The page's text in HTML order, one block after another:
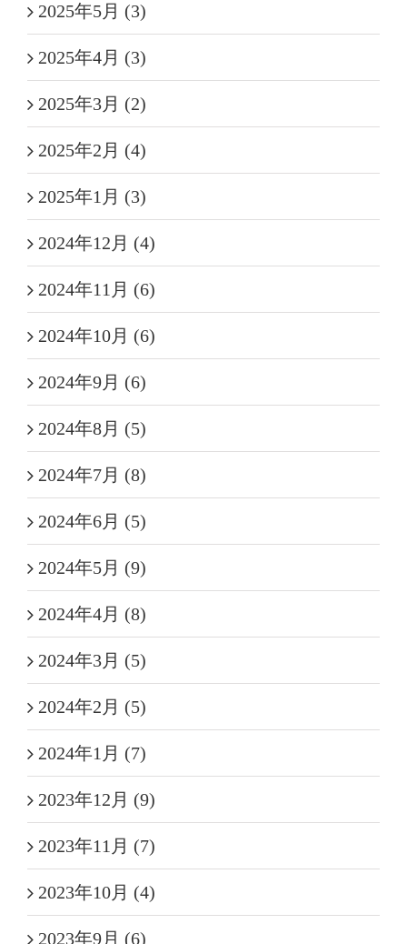
2025年5月 (3)
2025年4月 (3)
2025年3月 (2)
2025年2月 (4)
2025年1月 (3)
2024年12月 (4)
2024年11月 (6)
2024年10月 (6)
2024年9月 (6)
2024年8月 (5)
2024年7月 (8)
2024年6月 (5)
2024年5月 (9)
2024年4月 (8)
2024年3月 (5)
2024年2月 (5)
2024年1月 (7)
2023年12月 (9)
2023年11月 (7)
2023年10月 (4)
2023年9月 (6)